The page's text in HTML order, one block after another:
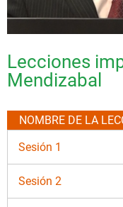
Lecciones
Mendizabal
NOMBRE DE LA
Sesión 1
Sesión 2